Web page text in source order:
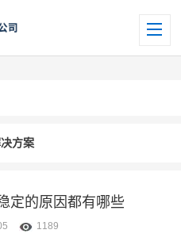
方案
定的原因都有哪些
1189